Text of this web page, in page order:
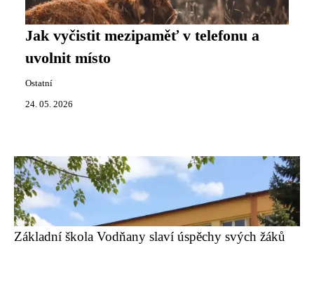
Jak vyčistit mezipaměť v telefonu a
uvolnit místo
Ostatní
24. 05. 2026
Základní škola Vodňany slaví úspěchy svých žáků